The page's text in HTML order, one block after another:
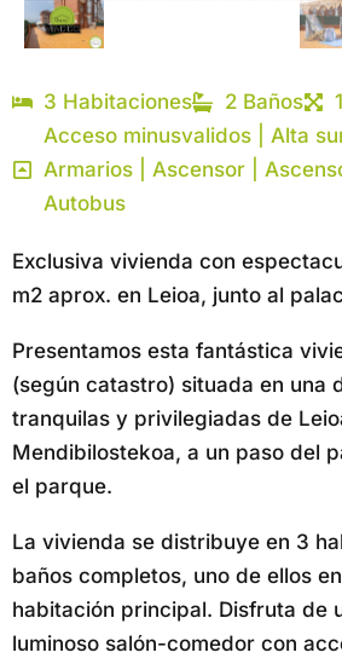
3 Habitaciones 2 Baños
Acceso minusvalidos | Alta
Armarios | Ascensor |
Autobus
Exclusiva vivienda con
m2 aprox. en Leioa, junto al
Presentamos esta fantástica
(según catastro) situada en una
tranquilas y privilegiadas de
Mendibilostekoa, a un paso del
el parque.
La vivienda se distribuye en 3
baños completos, uno de ellos
habitación principal. Disfruta de
luminoso salón-comedor con